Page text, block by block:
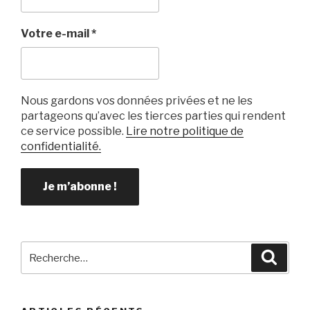
o
k
Votre e-mail *
Nous gardons vos données privées et ne les
partageons qu’avec les tierces parties qui rendent
ce service possible. Lire notre politique de
confidentialité.
pour